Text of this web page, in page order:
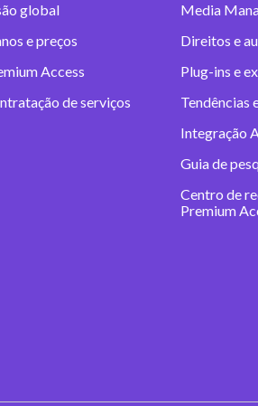
global
e preços
Access
de serviços
Media
Direitos e
Plug-ins e
Tendências
Integração
Guia de
Centro de
Premium